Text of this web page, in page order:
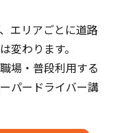
エリアごとに道路
変わります。
場・普段利用する
パードライバー講